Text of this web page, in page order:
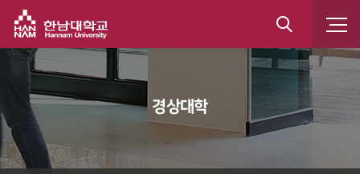
통
합
검
경상대학